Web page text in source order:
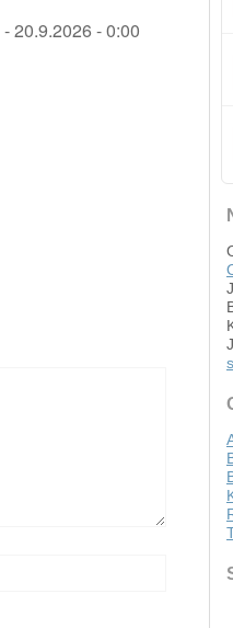
- 20.9.2026 - 0:00